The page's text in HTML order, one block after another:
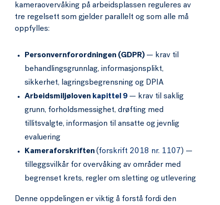
kameraovervåking på arbeidsplassen reguleres av
tre regelsett som gjelder parallelt og som alle må
oppfylles:
Personvernforordningen (GDPR) — krav til
behandlingsgrunnlag, informasjonsplikt,
sikkerhet, lagringsbegrensning og DPIA
Arbeidsmiljøloven kapittel 9 — krav til saklig
grunn, forholdsmessighet, drøfting med
tillitsvalgte, informasjon til ansatte og jevnlig
evaluering
Kameraforskriften(forskrift 2018 nr. 1107 ) —
tilleggsvilkår for overvåking av områder med
begrenset krets, regler om sletting og utlevering
Denne oppdelingen er viktig å forstå fordi den